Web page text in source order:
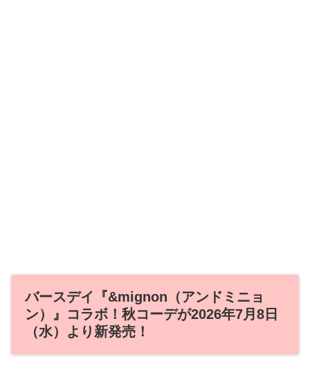
バースデイ『&mignon（アンドミニョ
ン）』コラボ！秋コーデが2026年7月8日
（水）より新発売！